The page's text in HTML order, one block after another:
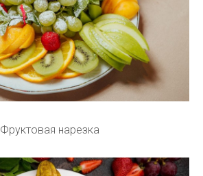
Фруктовая нарезка